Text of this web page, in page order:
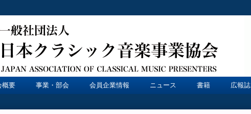
概要 事業・部会 会員企業情報 ニュース 書籍 広報誌